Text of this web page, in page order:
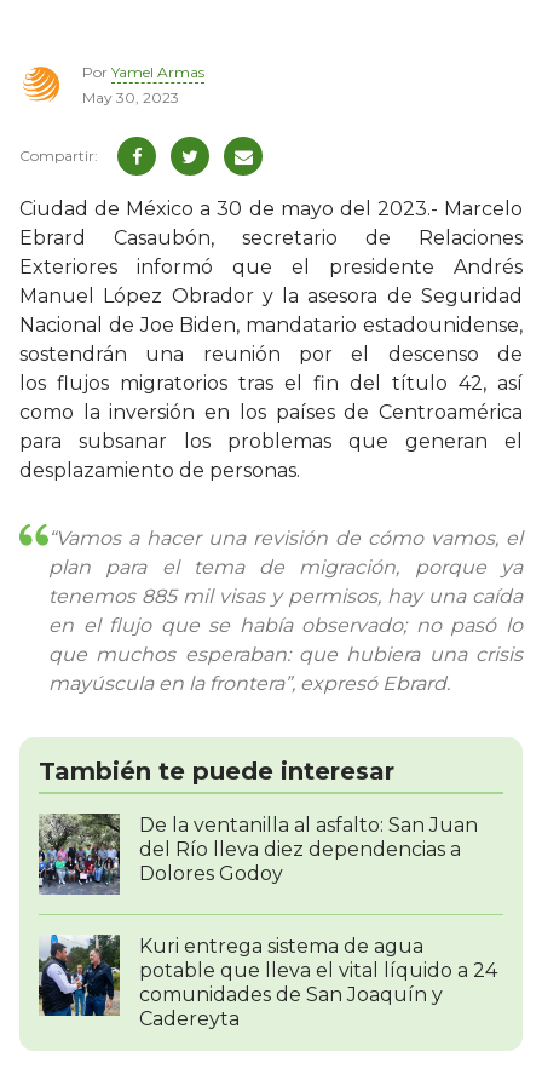
Por Yamel Armas
May 30, 2023
Ciudad de México a 30 de mayo del 2023.- Marcelo
Ebrard Casaubón, secretario de Relaciones
Exteriores informó que el presidente Andrés
Manuel López Obrador y la asesora de Seguridad
Nacional de Joe Biden, mandatario estadounidense,
sostendrán una reunión por el descenso de
los flujos migratorios tras el fin del título 42, así
como la inversión en los países de Centroamérica
para subsanar los problemas que generan el
desplazamiento de personas.
“Vamos a hacer una revisión de cómo vamos, el
plan para el tema de migración, porque ya
tenemos 885 mil visas y permisos, hay una caída
en el flujo que se había observado; no pasó lo
que muchos esperaban: que hubiera una crisis
mayúscula en la frontera”, expresó Ebrard.
También te puede interesar
De la ventanilla al asfalto: San Juan
del Río lleva diez dependencias a
Dolores Godoy
Kuri entrega sistema de agua
potable que lleva el vital líquido a 24
comunidades de San Joaquín y
Cadereyta